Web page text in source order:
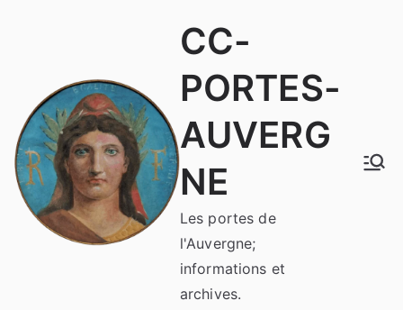
CC-
PORTES-
AUVERG
NE
Les portes de
l'Auvergne;
informations et
archives.